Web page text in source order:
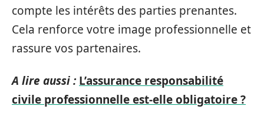
compte les intérêts des parties prenantes.
Cela renforce votre image professionnelle et
rassure vos partenaires.
A lire aussi : L’assurance responsabilité
civile professionnelle est-elle obligatoire ?